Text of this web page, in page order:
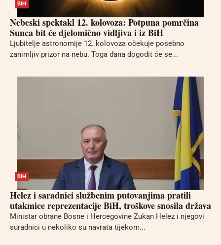
BIH
Nebeski spektakl 12. kolovoza: Potpuna pomrčina
Sunca bit će djelomično vidljiva i iz BiH
Ljubitelje astronomije 12. kolovoza očekuje posebno
zanimljiv prizor na nebu. Toga dana dogodit će se...
BIH
Helez i saradnici službenim putovanjima pratili
utakmice reprezentacije BiH, troškove snosila država
Ministar obrane Bosne i Hercegovine Zukan Helez i njegovi
suradnici u nekoliko su navrata tijekom...